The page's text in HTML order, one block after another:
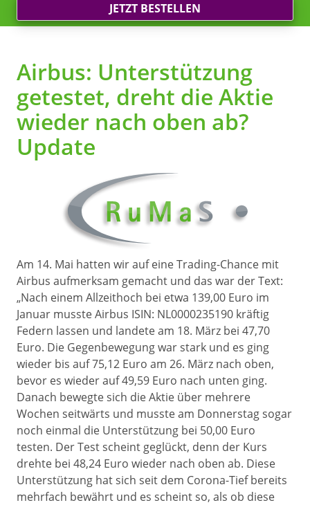
JETZT BESTELLEN
Airbus: Unterstützung
getestet, dreht die Aktie
wieder nach oben ab?
Update
Am 14. Mai hatten wir auf eine Trading-Chance mit
Airbus aufmerksam gemacht und das war der Text:
„Nach einem Allzeithoch bei etwa 139,00 Euro im
Januar musste Airbus ISIN: NL0000235190 kräftig
Federn lassen und landete am 18. März bei 47,70
Euro. Die Gegenbewegung war stark und es ging
wieder bis auf 75,12 Euro am 26. März nach oben,
bevor es wieder auf 49,59 Euro nach unten ging.
Danach bewegte sich die Aktie über mehrere
Wochen seitwärts und musste am Donnerstag sogar
noch einmal die Unterstützung bei 50,00 Euro
testen. Der Test scheint geglückt, denn der Kurs
drehte bei 48,24 Euro wieder nach oben ab. Diese
Unterstützung hat sich seit dem Corona-Tief bereits
mehrfach bewährt und es scheint so, als ob diese